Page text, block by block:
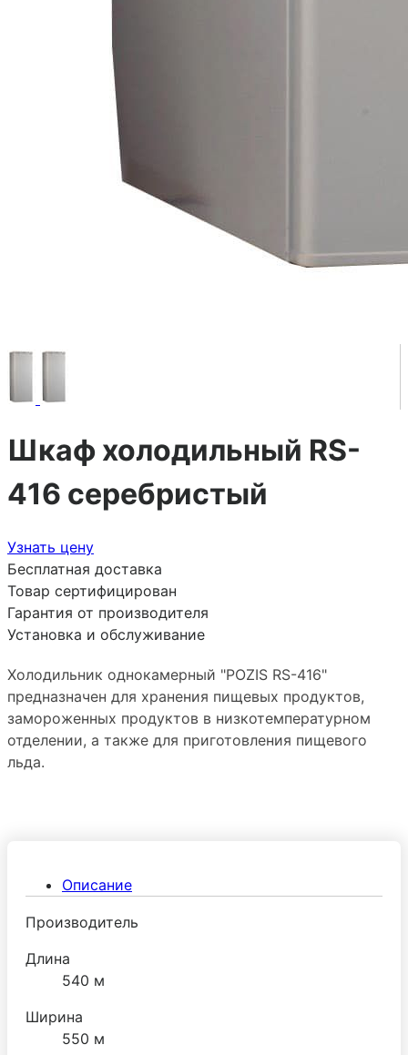
Шкаф холодильный RS-
416 серебристый
Узнать цену
Бесплатная доставка
Товар сертифицирован
Гарантия от производителя
Установка и обслуживание
Холодильник однокамерный "POZIS RS-416"
предназначен для хранения пищевых продуктов,
замороженных продуктов в низкотемпературном
отделении, а также для приготовления пищевого
льда.
Описание
Производитель
Длина
540 м
Ширина
550 м